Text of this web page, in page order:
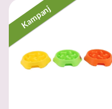
Kampanj